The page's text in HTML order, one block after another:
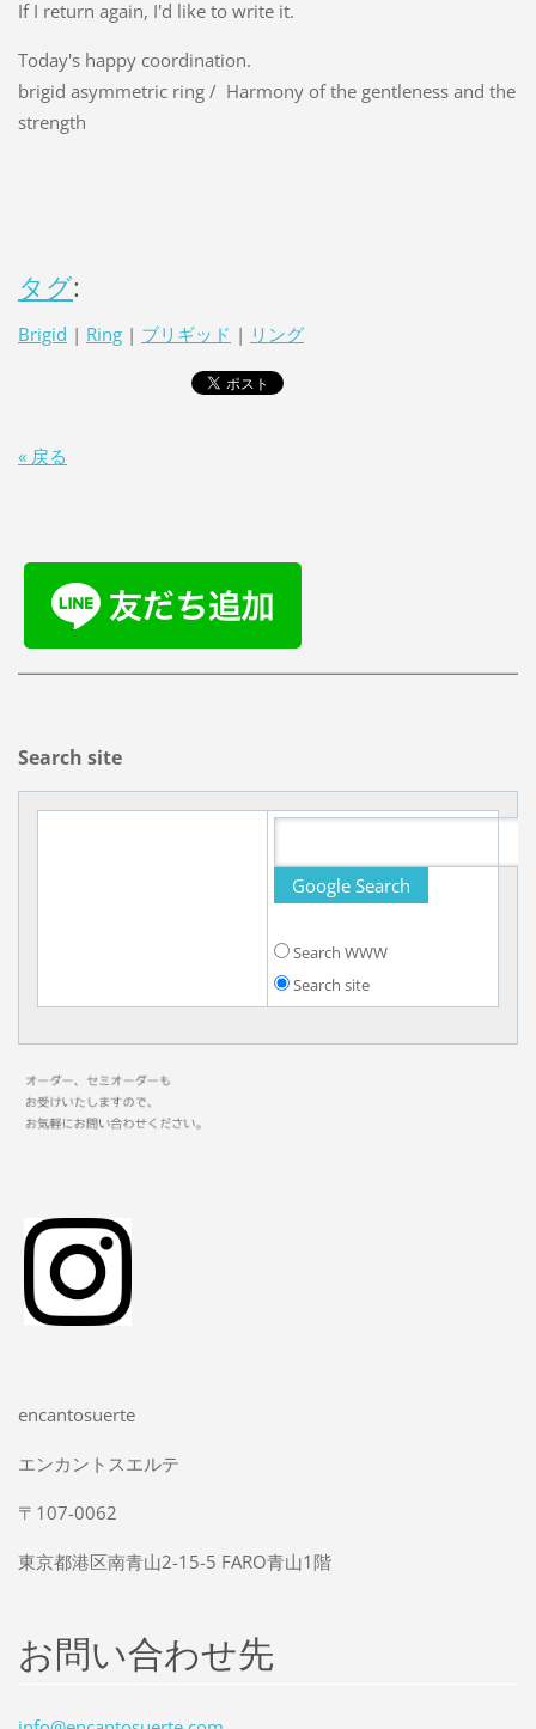
If I return again, I'd like to write it.
Today's happy coordination.
brigid asymmetric ring / Harmony of the gentleness and the
strength
タグ:
Brigid | Ring | ブリギッド | リング
« 戻る
Search site
Search WWW
Search site
encantosuerte
エンカントスエルテ
〒107-0062
東京都港区南青山2-15-5 FARO青山1階
お問い合わせ先